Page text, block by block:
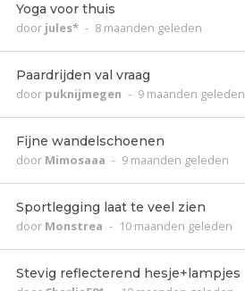
Yoga voor thuis
door jules* - 8 maanden geleden
Paardrijden val vraag
door puknijmegen - 9 maanden geleden
Fijne wandelschoenen
door Mimosaaa - 9 maanden geleden
Sportlegging laat te veel zien
door Monstrea - 10 maanden geleden
Stevig reflecterend hesje+lampjes